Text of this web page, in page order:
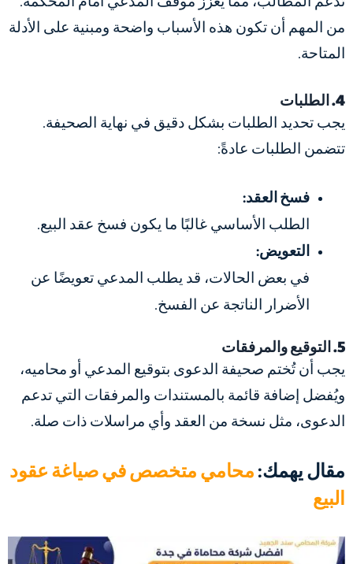
من المهم أن تكون هذه الأسباب واضحة ومبنية على الأدلة
المتاحة.
4. الطلبات
يجب تحديد الطلبات بشكل دقيق في نهاية الصحيفة.
تتضمن الطلبات عادةً:
فسخ العقد:
الطلب الأساسي غالبًا ما يكون فسخ عقد البيع.
التعويض:
في بعض الحالات، قد يطلب المدعي تعويضًا عن
الأضرار الناتجة عن الفسخ.
5. التوقيع والمرفقات
يجب أن تُختم صحيفة الدعوى بتوقيع المدعي أو محاميه،
ويُفضل إضافة قائمة بالمستندات والمرفقات التي تدعم
الدعوى، مثل نسخة من العقد وأي مراسلات ذات صلة.
مقال يهمك: محامي متخصص في صياغة عقود
البيع